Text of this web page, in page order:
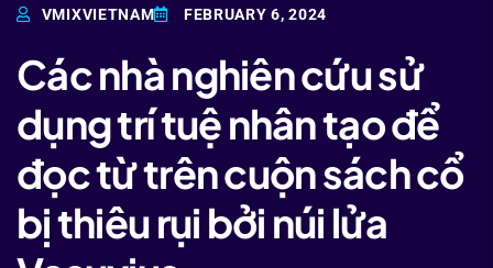
VMIXVIETNAM FEBRUARY 6, 2024
Các nhà nghiên cứu sử
dụng trí tuệ nhân tạo để
đọc từ trên cuộn sách cổ
bị thiêu rụi bởi núi lửa